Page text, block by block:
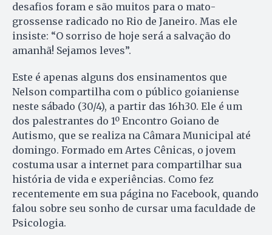
desafios foram e são muitos para o mato-
grossense radicado no Rio de Janeiro. Mas ele
insiste: “O sorriso de hoje será a salvação do
amanhã! Sejamos leves”.
Este é apenas alguns dos ensinamentos que
Nelson compartilha com o público goianiense
neste sábado (30/4), a partir das 16h30. Ele é um
dos palestrantes do 1º Encontro Goiano de
Autismo, que se realiza na Câmara Municipal até
domingo. Formado em Artes Cênicas, o jovem
costuma usar a internet para compartilhar sua
história de vida e experiências. Como fez
recentemente em sua página no Facebook, quando
falou sobre seu sonho de cursar uma faculdade de
Psicologia.